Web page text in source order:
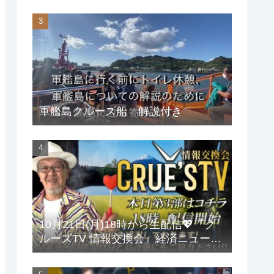
軍艦島クルーズ船 解説付き
10月21日(月)18時から生配信💖『ク
ルーズTV 情報交換会』経済ニュース
投資 株式市場 新NISA 投資信託 仮想
通貨 ビットコイン 不動産投資 為替